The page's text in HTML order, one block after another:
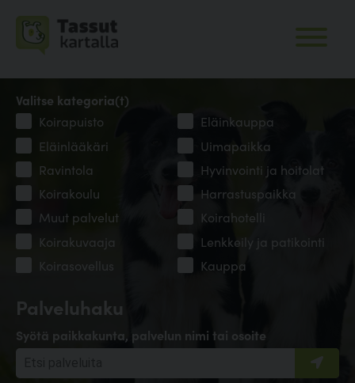
Palveluhaku
Syötä paikkakunta, palvelun nimi tai osoite
Valitse kategoria(t)
Koirapuisto
Eläinkauppa
Eläinlääkäri
Uimapaikka
Ravintola
Hyvinvointi ja hoitolat
Koirakoulu
Harrastuspaikka
Muut palvelut
Koirahotelli
Koirakuvaaja
Lenkkeily ja patikointi
Koirasovellus
Kauppa